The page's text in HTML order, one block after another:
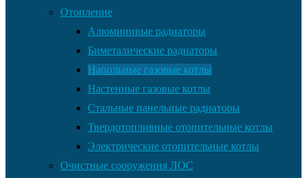
Отопление
Алюминивые радиаторы
Биметалические радиаторы
Напольные газовые котлы
Настенные газовые котлы
Стальные панельные радиаторы
Твердотопливные отопительные котлы
Электрические отопительные котлы
Очистные сооружения ЛОС